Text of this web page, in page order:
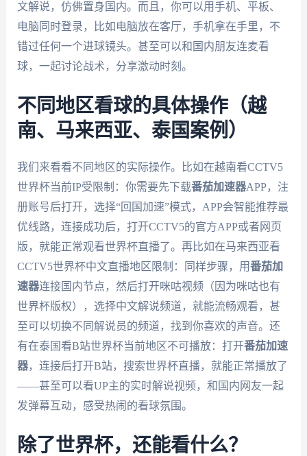
文解说，仿佛置身国内。而且，你可以用手机、平板、
电脑同时登录，比如电脑放在客厅，手机拿在手里，不
错过任何一个进球镜头。甚至可以和国内朋友连麦看
球，一起讨论战术，分享激动时刻。
不同地区看球的具体操作（越
南、马来西亚、泰国案例）
我们来看看不同地区的实际操作。比如在越南看CCTV5
世界杯当前IP受限制：你需要先下载番茄加速器APP，注
册账号后打开，选择“回国加速”模式，APP会智能推荐最
优线路，连接成功后，打开CCTV5的官方APP或者网页
版，就能正常观看世界杯直播了。再比如在马来西亚看
CCTV5世界杯中文直播地区限制：同样步骤，用番茄加
速器连接国内节点，然后打开咪咕视频（因为咪咕也有
世界杯版权），选择中文解说频道，就能流畅观看，甚
至可以切换不同解说员的频道，找到你喜欢的声音。还
有在泰国看B站世界杯当前地区不可播放：打开番茄加速
器，连接后打开B站，搜索世界杯直播，就能正常播放了
——甚至可以看UP主的实时解说视频，和国内网友一起
发弹幕互动，感受热闹的看球氛围。
除了世界杯，还能看什么？